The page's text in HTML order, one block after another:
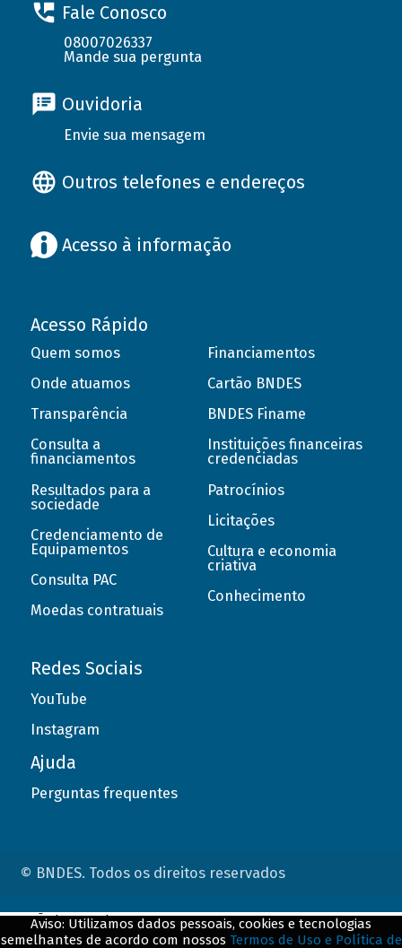
Fale Conosco
08007026337
Mande sua pergunta
Ouvidoria
Envie sua mensagem
Outros telefones e endereços
Acesso à informação
Acesso Rápido
Quem somos
Onde atuamos
Transparência
Consulta a
financiamentos
Resultados para a
sociedade
Credenciamento de
Equipamentos
Consulta PAC
Moedas contratuais
Financiamentos
Cartão BNDES
BNDES Finame
Instituições financeiras
credenciadas
Patrocínios
Licitações
Cultura e economia
criativa
Conhecimento
Redes Sociais
YouTube
Instagram
Ajuda
Perguntas frequentes
© BNDES. Todos os direitos reservados
Aviso: Utilizamos dados pessoais, cookies e tecnologias
semelhantes de acordo com nossos Termos de Uso e Política de
ConteÃºdo complementar